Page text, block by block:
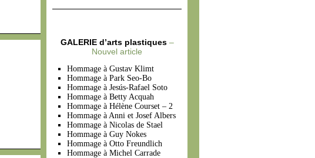
GALERIE d’arts plastiques –
Nouvel article
Hommage à Gustav Klimt
Hommage à Park Seo-Bo
Hommage à Jesús-Rafael Soto
Hommage à Betty Acquah
Hommage à Hélène Courset – 2
Hommage à Anni et Josef Albers
Hommage à Nicolas de Stael
Hommage à Guy Nokes
Hommage à Otto Freundlich
Hommage à Michel Carrade